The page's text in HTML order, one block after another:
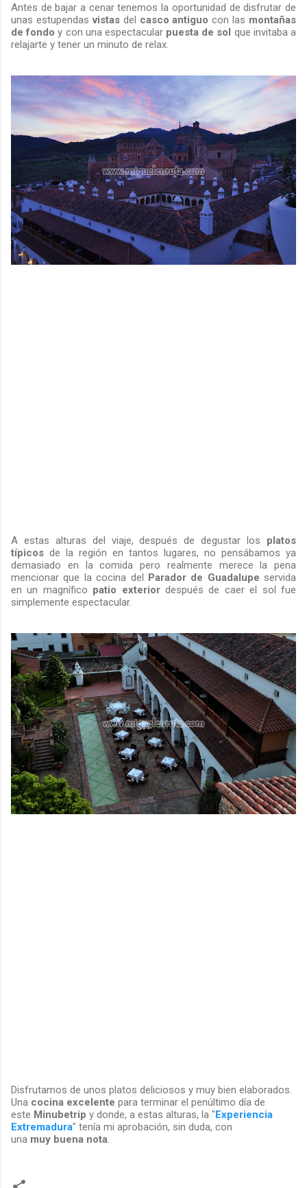
Antes de bajar a cenar tenemos la oportunidad de disfrutar de
unas estupendasvistasdel casco antiguo con las montañas
de fondo y con una espectacular puesta de sol que invitaba a
relajarte y tener un minuto de relax.
A estas alturas del viaje, después de degustar los platos
típicos de la región en tantos lugares, no pensábamos ya
demasiado en la comida pero realmente merece la pena
mencionar que la cocina del Parador de Guadalupe servida
en un magnífico patio exteriordespués de caer el sol fue
simplemente espectacular.
Disfrutamos de unos platos deliciosos y muy bien elaborados.
Una cocina excelente para terminar el penúltimo día de
este Minubetrip y donde, a estas alturas, la " Experiencia
Extremadura" tenía mi aprobación, sin duda, con
una muy buena nota.